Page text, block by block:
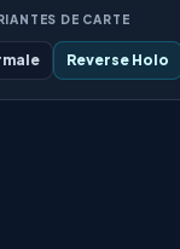
DE CARTE
Reverse Holo